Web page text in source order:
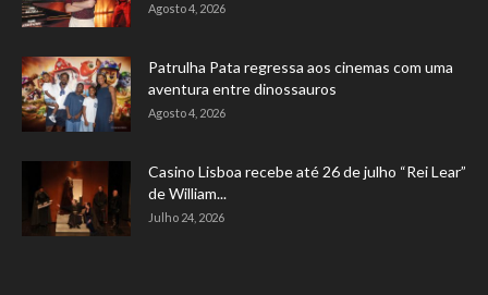
Agosto 4, 2026
Patrulha Pata regressa aos cinemas com uma
aventura entre dinossauros
Agosto 4, 2026
Casino Lisboa recebe até 26 de julho “Rei Lear”
de William...
Julho 24, 2026